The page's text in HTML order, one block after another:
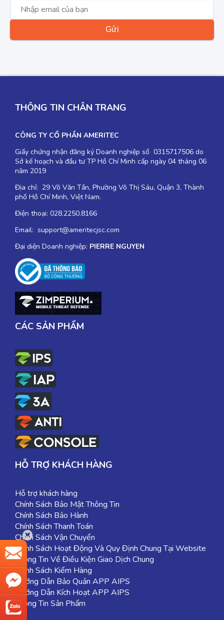
THÔNG TIN CHÂN TRANG
CÔNG TY CỔ PHẦN AMERITEC
Giấy chứng nhận đăng ký Doanh nghiệp số 0315717506 do
Sở kế hoạch và đầu tư TP Hồ Chí Minh cấp ngày 04 tháng 06
năm 2019
Địa chỉ: 29 Võ Văn Tần, Phường Võ Thị Sáu, Quận 3, Thành
phố Hồ Chí Minh, Việt Nam.
Điện thoại: 028.2250.8166
Email: support@ameritecjsc.com
Đại diện Doanh nghiệp: PIERRE NGUYEN
CÁC SẢN PHẨM
HỖ TRỢ KHÁCH HÀNG
Hỗ trợ khách hàng
Chính Sách Bảo Mật Thông Tin
Chính Sách Bảo Hành
Chính Sách Thanh Toán
Chính Sách Vận Chuyển
Chính Sách Hoạt Động Và Quy Định Chung Tại Website
Thông Tin Về Điều Kiện Giao Dịch Chung
Chính Sách Kiểm Hàng
Hướng Dẫn Bảo Quản APP AIPS
Hướng Dẫn Kích Hoạt APP AIPS
Thông Tin Sản Phẩm